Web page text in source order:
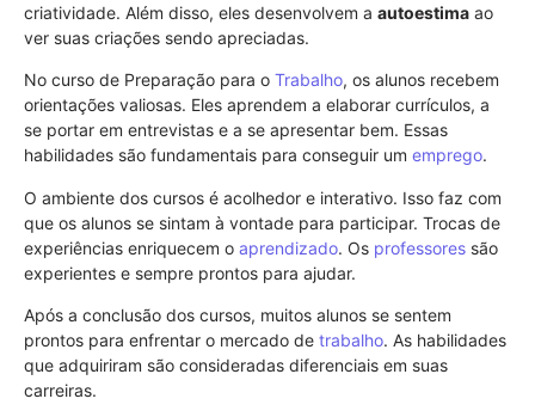
criatividade. Além disso, eles desenvolvem a autoestima ao
ver suas criações sendo apreciadas.
No curso de Preparação para o Trabalho, os alunos recebem
orientações valiosas. Eles aprendem a elaborar currículos, a
se portar em entrevistas e a se apresentar bem. Essas
habilidades são fundamentais para conseguir um emprego.
O ambiente dos cursos é acolhedor e interativo. Isso faz com
que os alunos se sintam à vontade para participar. Trocas de
experiências enriquecem o aprendizado. Os professores são
experientes e sempre prontos para ajudar.
Após a conclusão dos cursos, muitos alunos se sentem
prontos para enfrentar o mercado de trabalho. As habilidades
que adquiriram são consideradas diferenciais em suas
carreiras.